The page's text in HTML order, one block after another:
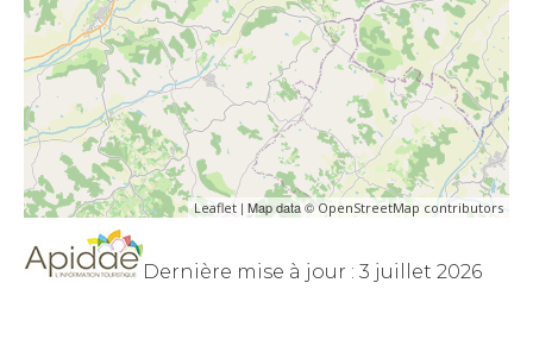
Leaflet | Map data © OpenStreetMap contributors
Dernière mise à jour : 3 juillet 2026